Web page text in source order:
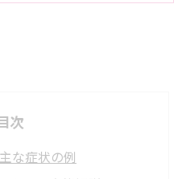
次
な症状の例